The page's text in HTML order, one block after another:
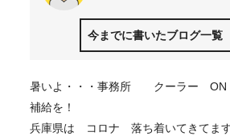
今までに書いたブログ一覧
暑いよ・・・事務所 クーラー
補給を！
兵庫県は コロナ 落ち着いてきて